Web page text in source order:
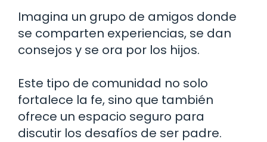
Imagina un grupo de amigos donde
se comparten experiencias, se dan
consejos y se ora por los hijos.
Este tipo de comunidad no solo
fortalece la fe, sino que también
ofrece un espacio seguro para
discutir los desafíos de ser padre.